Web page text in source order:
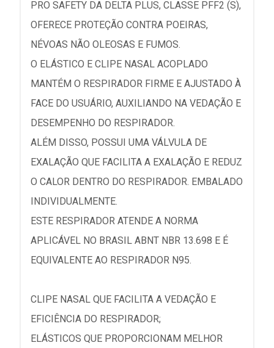
PRO SAFETY DA DELTA PLUS, CLASSE PFF2 (S),
OFERECE PROTEÇÃO CONTRA POEIRAS,
NÉVOAS NÃO OLEOSAS E FUMOS.
O ELÁSTICO E CLIPE NASAL ACOPLADO
MANTÉM O RESPIRADOR FIRME E AJUSTADO À
FACE DO USUÁRIO, AUXILIANDO NA VEDAÇÃO E
DESEMPENHO DO RESPIRADOR.
ALÉM DISSO, POSSUI UMA VÁLVULA DE
EXALAÇÃO QUE FACILITA A EXALAÇÃO E REDUZ
O CALOR DENTRO DO RESPIRADOR. EMBALADO
INDIVIDUALMENTE.
ESTE RESPIRADOR ATENDE A NORMA
APLICÁVEL NO BRASIL ABNT NBR 13.698 E É
EQUIVALENTE AO RESPIRADOR N95.
CLIPE NASAL QUE FACILITA A VEDAÇÃO E
EFICIÊNCIA DO RESPIRADOR;
ELÁSTICOS QUE PROPORCIONAM MELHOR